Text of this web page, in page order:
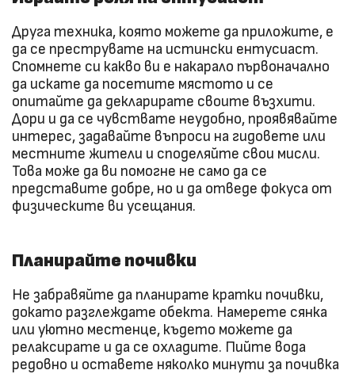
Друга техника, която можете да приложите, е
да се преструвате на истински ентусиаст.
Спомнете си какво ви е накарало първоначално
да искате да посетите мястото и се
опитайте да декларирате своите възхити.
Дори и да се чувствате неудобно, проявявайте
интерес, задавайте въпроси на гидовете или
местните жители и споделяйте свои мисли.
Това може да ви помогне не само да се
представите добре, но и да отведе фокуса от
физическите ви усещания.
Планирайте почивки
Не забравяйте да планирате кратки почивки,
докато разглеждате обекта. Намерете сянка
или уютно местенце, където можете да
релаксирате и да се охладите. Пийте вода
редовно и оставете няколко минути за почивка